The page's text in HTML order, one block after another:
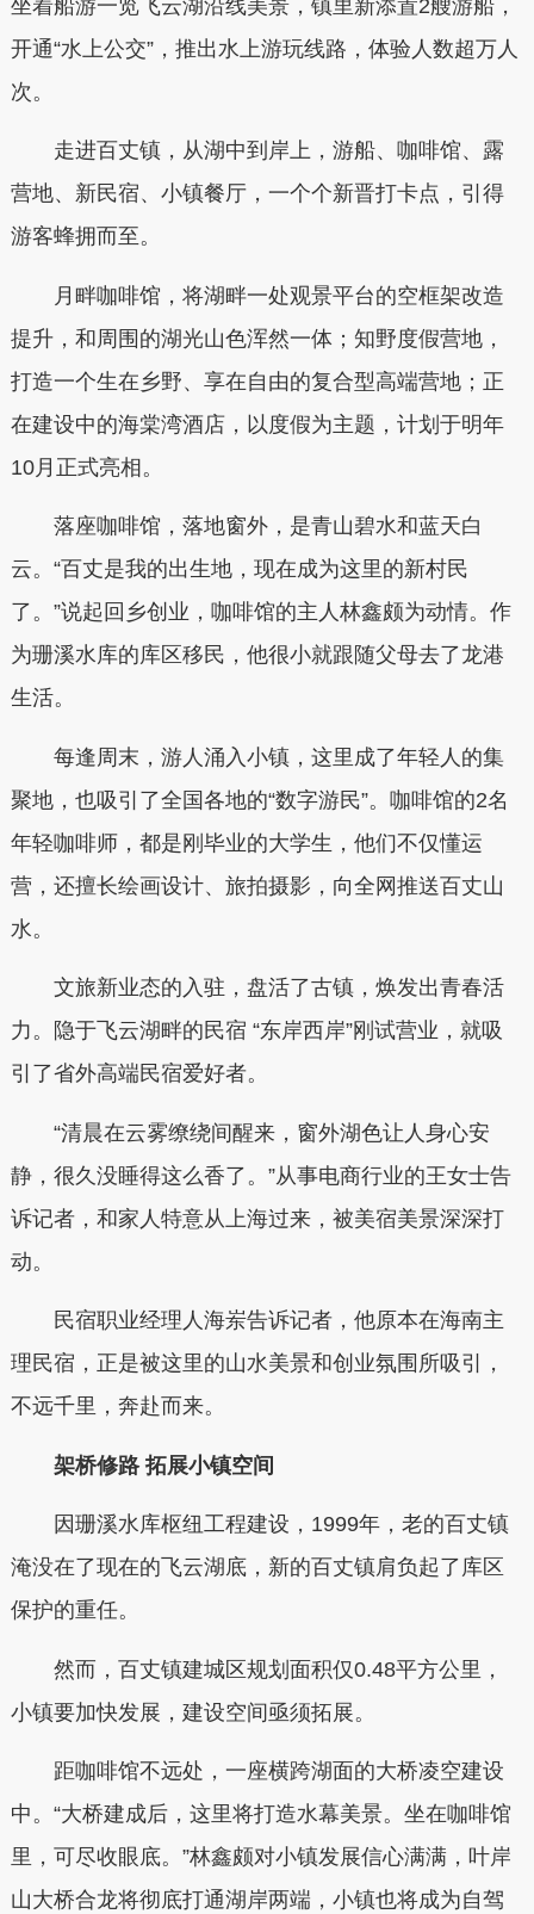
坐着船游一览飞云湖沿线美景，镇里新添置2艘游船，
开通“水上公交”，推出水上游玩线路，体验人数超万人
次。
走进百丈镇，从湖中到岸上，游船、咖啡馆、露
营地、新民宿、小镇餐厅，一个个新晋打卡点，引得
游客蜂拥而至。
月畔咖啡馆，将湖畔一处观景平台的空框架改造
提升，和周围的湖光山色浑然一体；知野度假营地，
打造一个生在乡野、享在自由的复合型高端营地；正
在建设中的海棠湾酒店，以度假为主题，计划于明年
10月正式亮相。
落座咖啡馆，落地窗外，是青山碧水和蓝天白
云。“百丈是我的出生地，现在成为这里的新村民
了。”说起回乡创业，咖啡馆的主人林鑫颇为动情。作
为珊溪水库的库区移民，他很小就跟随父母去了龙港
生活。
每逢周末，游人涌入小镇，这里成了年轻人的集
聚地，也吸引了全国各地的“数字游民”。咖啡馆的2名
年轻咖啡师，都是刚毕业的大学生，他们不仅懂运
营，还擅长绘画设计、旅拍摄影，向全网推送百丈山
水。
文旅新业态的入驻，盘活了古镇，焕发出青春活
力。隐于飞云湖畔的民宿 “东岸西岸”刚试营业，就吸
引了省外高端民宿爱好者。
“清晨在云雾缭绕间醒来，窗外湖色让人身心安
静，很久没睡得这么香了。”从事电商行业的王女士告
诉记者，和家人特意从上海过来，被美宿美景深深打
动。
民宿职业经理人海岽告诉记者，他原本在海南主
理民宿，正是被这里的山水美景和创业氛围所吸引，
不远千里，奔赴而来。
架桥修路 拓展小镇空间
因珊溪水库枢纽工程建设，1999年，老的百丈镇
淹没在了现在的飞云湖底，新的百丈镇肩负起了库区
保护的重任。
然而，百丈镇建城区规划面积仅0.48平方公里，
小镇要加快发展，建设空间亟须拓展。
距咖啡馆不远处，一座横跨湖面的大桥凌空建设
中。“大桥建成后，这里将打造水幕美景。坐在咖啡馆
里，可尽收眼底。”林鑫颇对小镇发展信心满满，叶岸
山大桥合龙将彻底打通湖岸两端，小镇也将成为自驾